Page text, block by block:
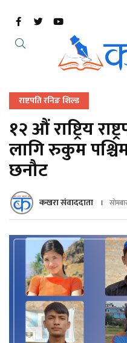
राष्टपति रनिङ शिल्ड
१२ औं राष्ट्रिय
लागि रुकुम
छनौट
कखरा संवाददाता